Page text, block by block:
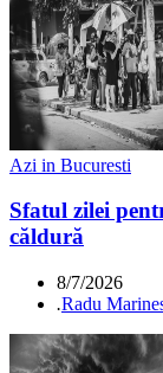
Azi in Bucuresti
Sfatul zilei
căldură
8/7/2026
.Radu